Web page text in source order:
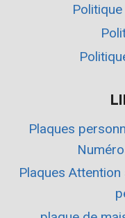
Plaques
Plaques